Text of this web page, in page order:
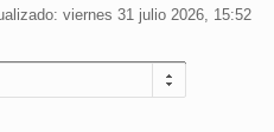
viernes 31 julio 2026, 15:52